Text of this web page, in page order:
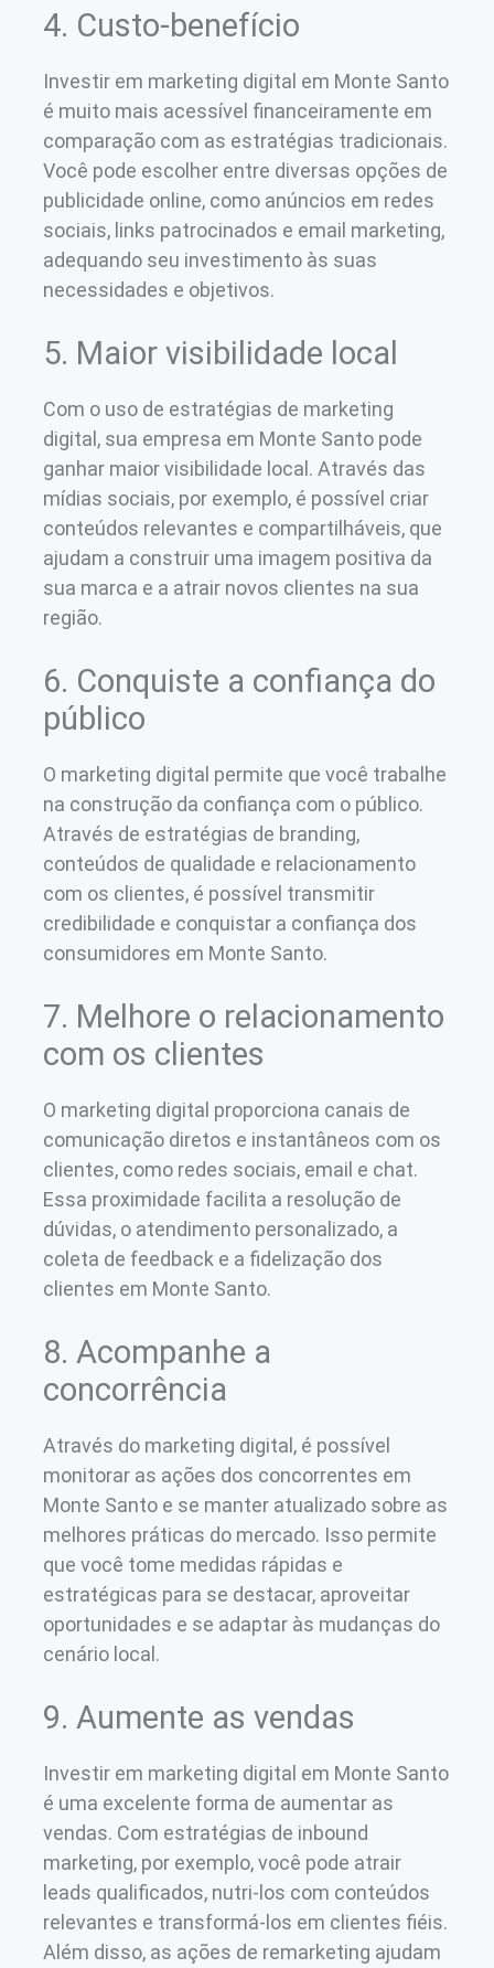
4. Custo-benefício
Investir em marketing digital em Monte Santo
é muito mais acessível financeiramente em
comparação com as estratégias tradicionais.
Você pode escolher entre diversas opções de
publicidade online, como anúncios em redes
sociais, links patrocinados e email marketing,
adequando seu investimento às suas
necessidades e objetivos.
5. Maior visibilidade local
Com o uso de estratégias de marketing
digital, sua empresa em Monte Santo pode
ganhar maior visibilidade local. Através das
mídias sociais, por exemplo, é possível criar
conteúdos relevantes e compartilháveis, que
ajudam a construir uma imagem positiva da
sua marca e a atrair novos clientes na sua
região.
6. Conquiste a confiança do
público
O marketing digital permite que você trabalhe
na construção da confiança com o público.
Através de estratégias de branding,
conteúdos de qualidade e relacionamento
com os clientes, é possível transmitir
credibilidade e conquistar a confiança dos
consumidores em Monte Santo.
7. Melhore o relacionamento
com os clientes
O marketing digital proporciona canais de
comunicação diretos e instantâneos com os
clientes, como redes sociais, email e chat.
Essa proximidade facilita a resolução de
dúvidas, o atendimento personalizado, a
coleta de feedback e a fidelização dos
clientes em Monte Santo.
8. Acompanhe a
concorrência
Através do marketing digital, é possível
monitorar as ações dos concorrentes em
Monte Santo e se manter atualizado sobre as
melhores práticas do mercado. Isso permite
que você tome medidas rápidas e
estratégicas para se destacar, aproveitar
oportunidades e se adaptar às mudanças do
cenário local.
9. Aumente as vendas
Investir em marketing digital em Monte Santo
é uma excelente forma de aumentar as
vendas. Com estratégias de inbound
marketing, por exemplo, você pode atrair
leads qualificados, nutri-los com conteúdos
relevantes e transformá-los em clientes fiéis.
Além disso, as ações de remarketing ajudam